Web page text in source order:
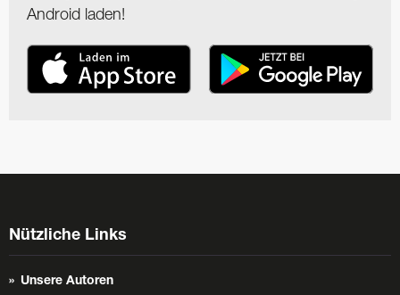
Android laden!
Nützliche Links
Unsere Autoren